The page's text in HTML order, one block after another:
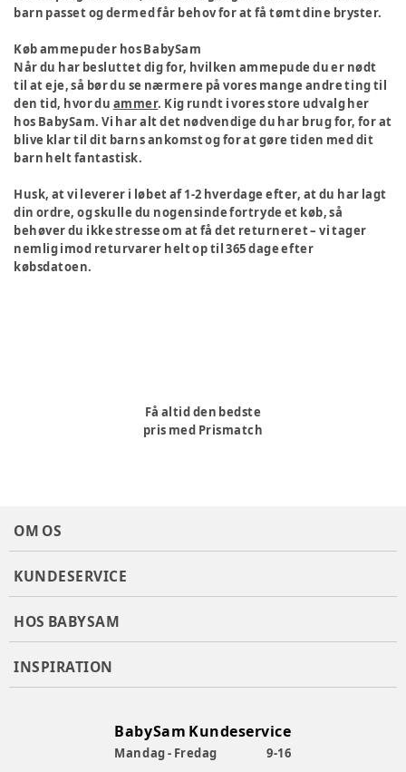
barn passet og dermed får behov for at få tømt dine bryster.
Køb ammepuder hos BabySam
Når du har besluttet dig for, hvilken ammepude du er nødt
til at eje, så bør du se nærmere på vores mange andre ting til
den tid, hvor du ammer. Kig rundt i vores store udvalg her
hos BabySam. Vi har alt det nødvendige du har brug for, for at
blive klar til dit barns ankomst og for at gøre tiden med dit
barn helt fantastisk.
Husk, at vi leverer i løbet af 1-2 hverdage efter, at du har lagt
din ordre, og skulle du nogensinde fortryde et køb, så
behøver du ikke stresse om at få det returneret – vi tager
nemlig imod returvarer helt op til 365 dage efter
købsdatoen.
Få altid den bedste
pris med Prismatch
OM OS
KUNDESERVICE
HOS BABYSAM
INSPIRATION
BabySam Kundeservice
Mandag - Fredag 9-16